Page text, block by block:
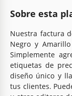
Sobre esta
Nuestra factura
Negro y
Simplemente
etiquetas de
diseño único y
tus clientes.